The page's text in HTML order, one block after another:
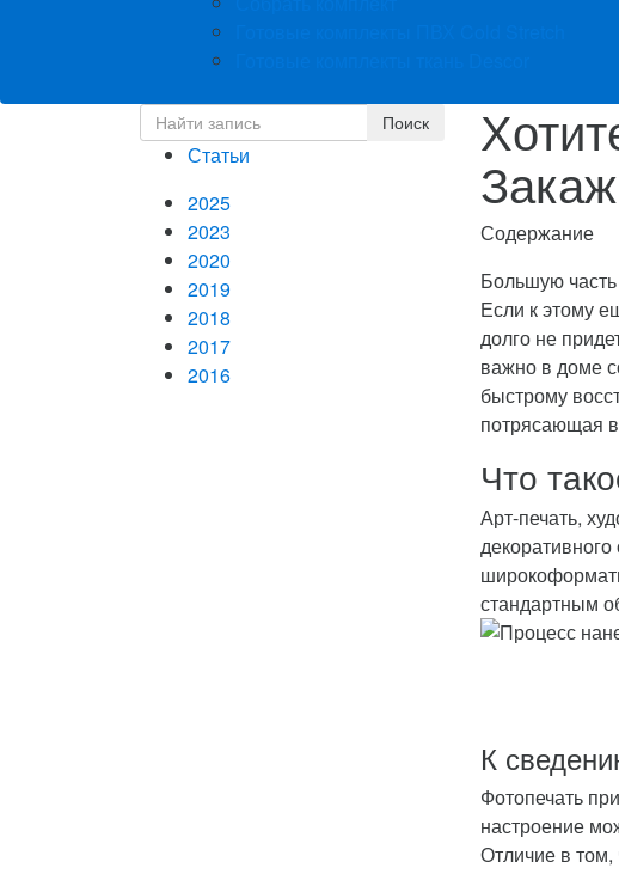
Статьи
2025
2023
2020
2019
2018
2017
2016
Содержание
Большую
Если к этому
долго не
важно в доме
быстрому
потрясающая
Что
Арт-печать,
стандартным
К
Фотопечать
настроение
Отличие в том,